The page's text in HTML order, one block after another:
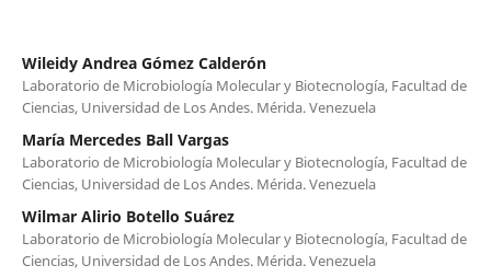
Wileidy Andrea Gómez Calderón
Laboratorio de Microbiología Molecular y Biotecnología, Facultad de
Ciencias, Universidad de Los Andes. Mérida. Venezuela
María Mercedes Ball Vargas
Laboratorio de Microbiología Molecular y Biotecnología, Facultad de
Ciencias, Universidad de Los Andes. Mérida. Venezuela
Wilmar Alirio Botello Suárez
Laboratorio de Microbiología Molecular y Biotecnología, Facultad de
Ciencias, Universidad de Los Andes. Mérida. Venezuela